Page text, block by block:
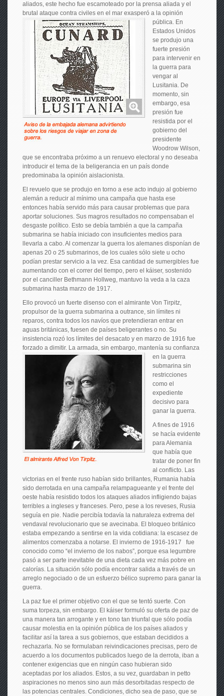
aliados, este hecho fue escamoteado por la prensa aliada y el
brutal ataque contra civiles en el mar exasperó a la opinión
pública. En
Estados Unidos
se produjo una
fuerte presión
para intervenir en
la guerra para
vengar al
Lusitania. De
momento, sin
embargo, esa
presión fue
resistida por el
gobierno del
presidente
Woodrow Wilson,
que se encontraba próximo a un renuevo electoral y no deseaba
introducir el tema de la beligerancia en un país donde
predominaba la opinión aislacionista.
El revuelo que se produjo en torno a ese acto indujo al gobierno
alemán a reducir al mínimo una campaña que hasta ese
entonces había servido más para causar problemas que para
aportar soluciones. Sus magros resultados no compensaban el
desgaste político. Esto se debía también a que la campaña
submarina se había iniciado con insuficientes medios para
llevarla a cabo. Al comenzar la guerra los alemanes disponían de
apenas 20 o 25 submarinos, de los cuales sólo siete u ocho
podían prestar servicio a la vez. Esa cantidad de sumergibles fue
aumentando con el correr del tiempo, pero el káiser, sostenido
por el canciller Bethmann Hollweg, mantuvo la veda a la caza
submarina hasta marzo de 1917.
Ello provocó un fuerte disenso con el almirante Von Tirpitz,
propulsor de la guerra submarina a outrance, sin límites ni
reparos, contra todos los navíos que pretendieran entrar en
aguas británicas, fuesen de países beligerantes o no. Su
insistencia rozó los límites del desacato y en marzo de 1916 fue
forzado a dimitir. La armada, sin embargo, mantenía su confianza
en la guerra
submarina sin
restricciones
como el
expediente
decisivo para
ganar la guerra.
A fines de 1916
se hacía evidente
para Alemania
que había que
tratar de poner fin
al conflicto. Las
victorias en el frente ruso habían sido brillantes, Rumania había
sido derrotada en una campaña relampagueante y el frente del
oeste había resistido todos los ataques aliados infligiendo bajas
terribles a ingleses y franceses. Pero, pese a los reveses, Rusia
seguía en pie. Nadie percibía todavía la naturaleza extrema del
vendaval revolucionario que se avecinaba. El bloqueo británico
estaba empezando a sentirse en la vida cotidiana: la escasez de
alimentos comenzaba a notarse. El invierno de 1916-1917 fue
conocido como “el invierno de los nabos”, porque esa legumbre
pasó a ser parte inevitable de una dieta cada vez más pobre en
calorías. La situación sólo podía encontrar salida a través de un
arreglo negociado o de un esfuerzo bélico supremo para ganar la
guerra.
La paz fue el primer objetivo con el que se tentó suerte. Con
suma torpeza, sin embargo. El káiser formuló su oferta de paz de
una manera tan arrogante y en tono tan triunfal que sólo podía
causar molestia en la opinión pública de los países aliados y
facilitar así la tarea a sus gobiernos, que estaban decididos a
rechazarla. No se formulaban reivindicaciones precisas, pero de
acuerdo a los documentos publicados luego de la derrota, iban a
contener exigencias que en ningún caso hubieran sido
aceptadas por los aliados. Estos, a su vez, guardaban in petto
aspiraciones no menos sino aun más desorbitadas respecto de
las potencias centrales. Condiciones, dicho sea de paso, que se